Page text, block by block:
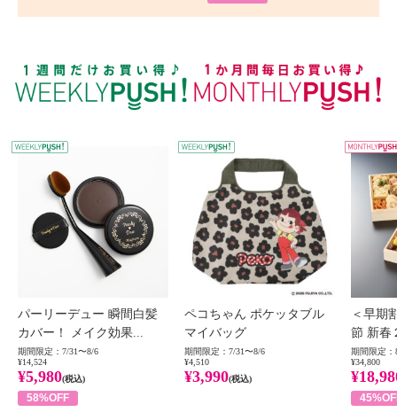
WEEKLY PUSH
パーリーデュー 瞬間白髪
カバー！ メイク効果...
期間限定：7/31〜8/6
¥14,524
¥5,980(税込)
58%OFF
ペコちゃん ポケッタブル
マイバッグ
期間限定：7/31〜8/6
¥4,510
¥3,990(税込)
＜早期
節 新春
期間限定：
¥34,800